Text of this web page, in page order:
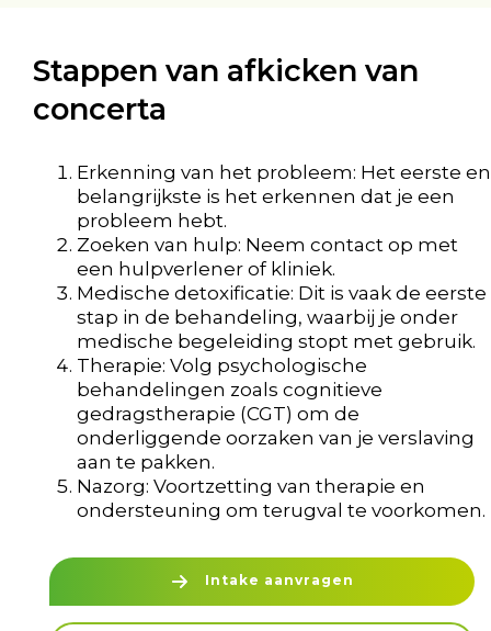
Stappen van afkicken van
concerta
Erkenning van het probleem: Het eerste en
belangrijkste is het erkennen dat je een
probleem hebt.
Zoeken van hulp: Neem contact op met
een hulpverlener of kliniek.
Medische detoxificatie: Dit is vaak de eerste
stap in de behandeling, waarbij je onder
medische begeleiding stopt met gebruik.
Therapie: Volg psychologische
behandelingen zoals cognitieve
gedragstherapie (CGT) om de
onderliggende oorzaken van je verslaving
aan te pakken.
Nazorg: Voortzetting van therapie en
ondersteuning om terugval te voorkomen.
Intake aanvragen